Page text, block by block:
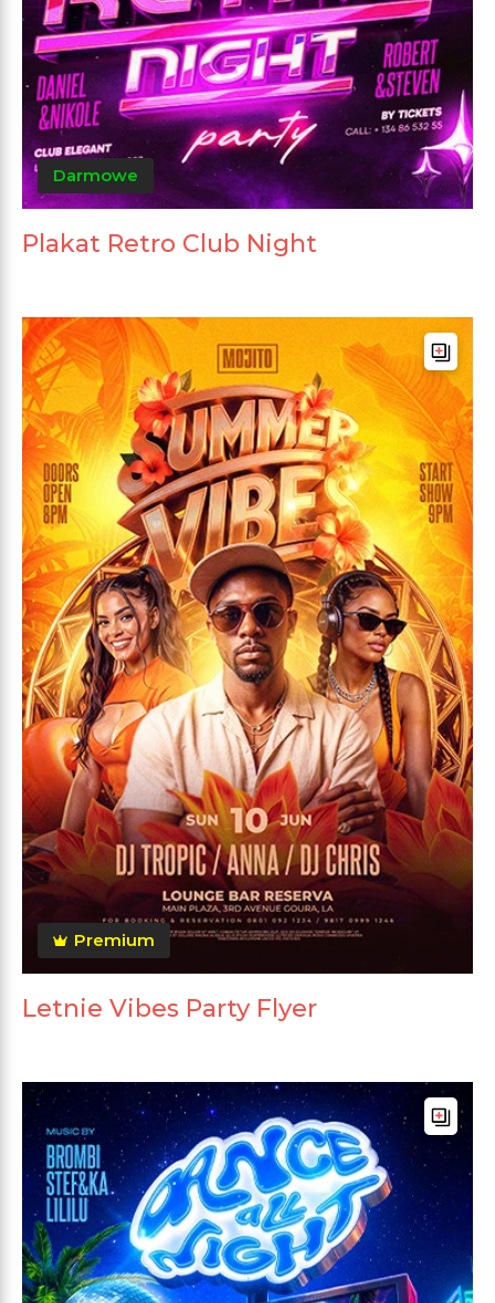
Darmowe
Plakat Retro Club Night
Premium
Letnie Vibes Party Flyer